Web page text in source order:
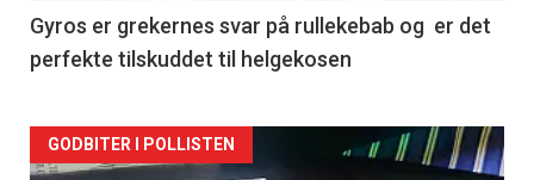
2
Gyros er grekernes svar på rullekebab og er det
perfekte tilskuddet til helgekosen
Forsiden
GODBITER I POLLISTEN